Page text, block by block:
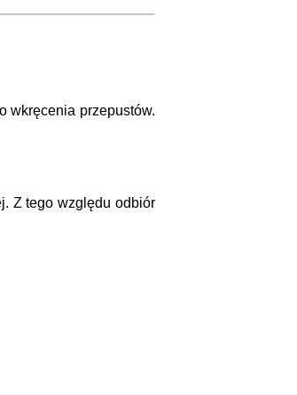
wkręcenia przepustów.
Z tego względu odbiór